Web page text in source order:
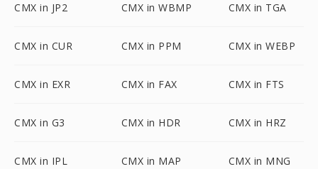
CMX in JP2 CMX in WBMP CMX in TGA
CMX in CUR CMX in PPM CMX in WEBP
CMX in EXR CMX in FAX CMX in FTS
CMX in G3 CMX in HDR CMX in HRZ
CMX in IPL CMX in MAP CMX in MNG